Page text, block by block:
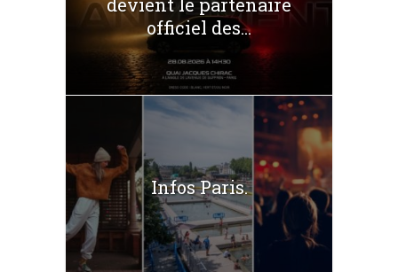
officiel des...
Infos Paris.